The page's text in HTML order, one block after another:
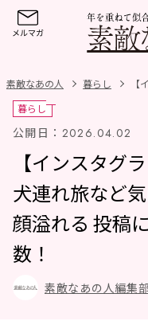
素敵なあの人 暮らし
暮らし
公開日： 2026.04.02
【インスタグ
犬連れ旅など
顔溢れる 投稿
数！
素敵なあの人編集部